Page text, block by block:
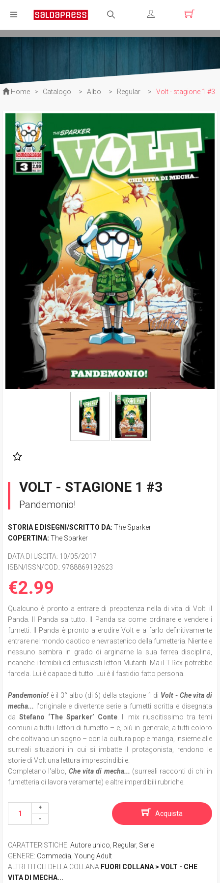
Registrati
Home > Catalogo > Albo > Regular > Volt - stagione 1 #3
VOLT - STAGIONE 1 #3
Pandemonio!
STORIA E DISEGNI/SCRITTO DA: The Sparker
COPERTINA: The Sparker
DATA DI USCITA: 10/05/2017
ISBN/ISSN/COD.: 9788869192623
€2.99
Qualcuno è pronto a entrare di prepotenza nella di vita di Volt: il
Panda. Il Panda sa tutto. Il Panda sa come ordinare e vendere i
fumetti. Il Panda è pronto a erudire Volt e a farlo definitivamente
entrare nel mondo caotico e nevrastenico della fumetteria. Niente e
nessuno sembra in grado di arginarne la sua ferrea disciplina,
neanche i temibili ed entusiasti lettori Mutanti. Ma il T-Rex potrebbe
farcela. Lui è capace di tutto. Lui è il fastidio fatto persona.
Pandemonio! è il 3° albo (di 6) della stagione 1 di Volt - Che vita di
mecha...
l'originale e divertente serie a fumetti scritta e disegnata
da Stefano ‘The Sparker’ Conte. Il mix riuscitissimo tra temi
comuni a tutti i lettori di fumetto – e, più in generale, a tutti coloro
che coltivano un sogno – con la cultura pop e manga, insieme alle
surreali situazioni in cui si imbatte il protagonista, rendono le
storie di Volt una lettura imprescindibile.
Completano l'albo, Che vita di mecha... (surreali racconti di chi in
fumetteria ci lavora veramente) e altre imperdibili rubriche.
Acquista
CARATTERISTICHE: Autore unico Regular, Serie
GENERE: Commedia Young Adult
ALTRI TITOLI DELLA COLLANA FUORI COLLANA > VOLT - CHE
VITA DI MECHA...